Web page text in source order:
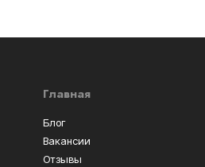
Главная
Блог
Вакансии
Отзывы